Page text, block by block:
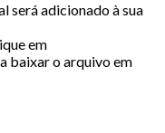
será adicionado à sua
em
baixar o arquivo em